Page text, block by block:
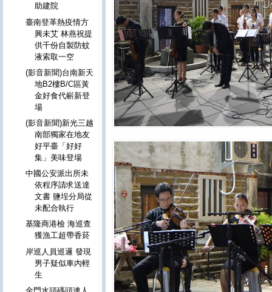
助建院
臺南登革熱疫情方
興未艾 林燕祝提
供千份自製防蚊
液索取一空
(影音新聞)台南新天
地B2樓B/C區黃
金好食代嶄新登
場
(影音新聞)新光三越
南部獨家在地友
好平臺「好好
集」美味登場
中國公安派出所未
依程序請求送達
文書 鹽埕分局從
未配合執行
基隆商港檢 海巡查
獲漁工超帶香菸
岸巡人員巡邏 發現
男子疑似車內輕
生